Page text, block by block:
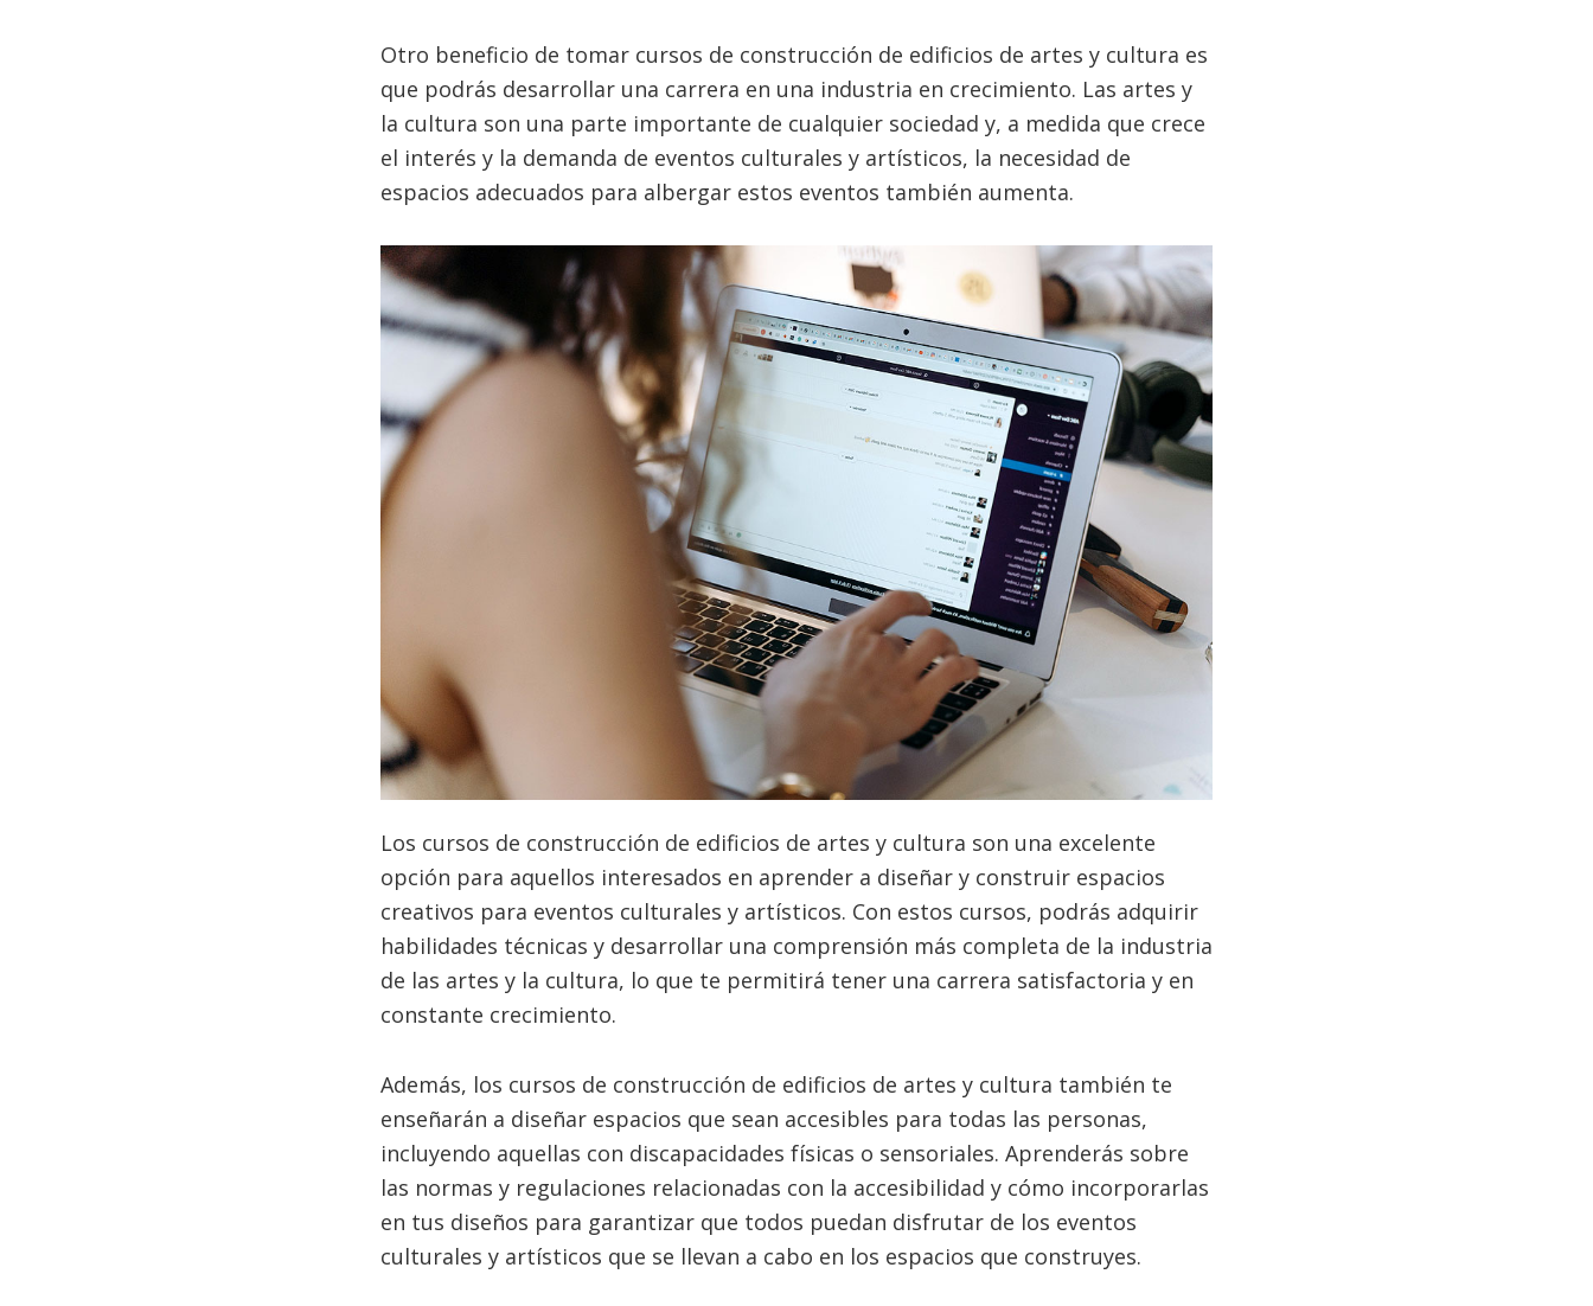
Otro beneficio de tomar cursos de construcción de edificios de artes y cultura es
que podrás desarrollar una carrera en una industria en crecimiento. Las artes y
la cultura son una parte importante de cualquier sociedad y, a medida que crece
el interés y la demanda de eventos culturales y artísticos, la necesidad de
espacios adecuados para albergar estos eventos también aumenta.
Los cursos de construcción de edificios de artes y cultura son una excelente
opción para aquellos interesados en aprender a diseñar y construir espacios
creativos para eventos culturales y artísticos. Con estos cursos, podrás adquirir
habilidades técnicas y desarrollar una comprensión más completa de la industria
de las artes y la cultura, lo que te permitirá tener una carrera satisfactoria y en
constante crecimiento.
Además, los cursos de construcción de edificios de artes y cultura también te
enseñarán a diseñar espacios que sean accesibles para todas las personas,
incluyendo aquellas con discapacidades físicas o sensoriales. Aprenderás sobre
las normas y regulaciones relacionadas con la accesibilidad y cómo incorporarlas
en tus diseños para garantizar que todos puedan disfrutar de los eventos
culturales y artísticos que se llevan a cabo en los espacios que construyes.